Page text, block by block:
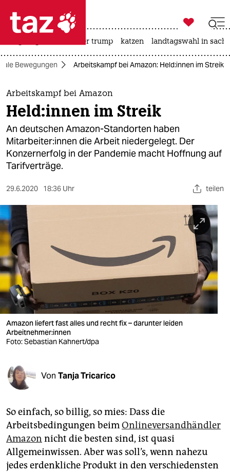
 taz zahl ich
taz zahl ich
themen
politik
öko
gesellschaft
kultur
sport
berlin
nord
wahrheit
verlag
verlag
veranstaltungen
fragen & hilfe
abo
genossenschaft
epaper login

taz zahl ich
usa unter trump katzen landtagswahl in
Bewegungen Arbeitskampf bei Amazon: Held:innen im Streik
Arbeitskampf bei Amazon
Held:innen im Streik
An deutschen Amazon-Standorten haben
Mitarbeiter:innen die Arbeit niedergelegt. Der
Konzernerfolg in der Pandemie macht Hoffnung auf
Tarifverträge.
29.6.2020 18:36 Uhr teilen
Amazon liefert fast alles und recht fix – darunter leiden
Arbeitnehmer:innen
Foto: Sebastian Kahnert/dpa
Von Tanja Tricarico
So einfach, so billig, so mies: Dass die
Arbeitsbedingungen beimOnlineversandhändler
Amazon nicht die besten sind, ist quasi
Allgemeinwissen. Aber was soll’s, wenn nahezu
jedes erdenkliche Produkt in den verschiedensten